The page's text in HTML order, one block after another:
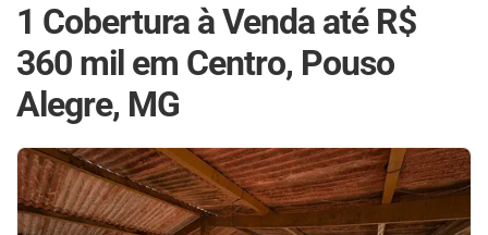
1 Cobertura à Venda até R$
360 mil em Centro, Pouso
Alegre, MG